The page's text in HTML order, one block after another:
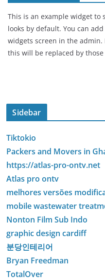
This is an example widget to
looks by default. You can
widgets screen in the
this will be replaced by those
Sidebar
Tiktokio
Packers and Movers in
https://atlas-pro-ontv.net
Atlas pro ontv
melhores versões
mobile wastewater
Nonton Film Sub Indo
graphic design cardiff
분당인테리어
Bryan Freedman
TotalOver